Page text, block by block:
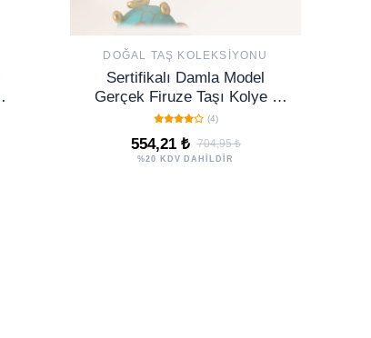
DOĞAL TAŞ KOLEKSIYONU
Sertifikalı Damla Model
Gerçek Firuze Taşı Kolye -
Altn Renkli
(4)
554,21 ₺ 704,95 ₺
%20 KDV DAHİLDİR